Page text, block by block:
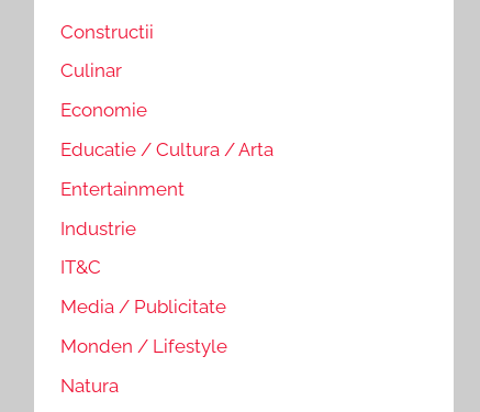
Constructii
Culinar
Economie
Educatie / Cultura / Arta
Entertainment
Industrie
IT&C
Media / Publicitate
Monden / Lifestyle
Natura